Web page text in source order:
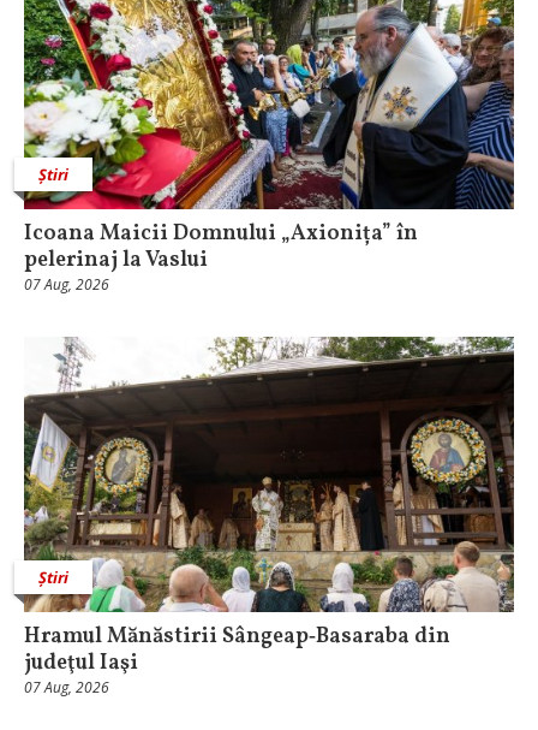
Știri
Icoana Maicii Domnului „Axionița” în
pelerinaj la Vaslui
07 Aug, 2026
Știri
Hramul Mănăstirii Sângeap‑Basaraba din
judeţul Iaşi
07 Aug, 2026